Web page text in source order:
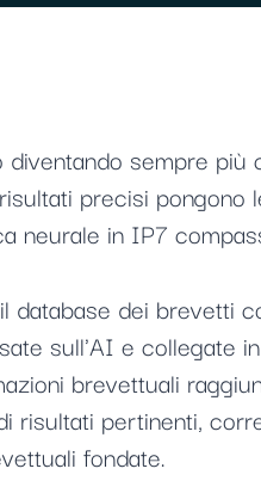
sempre
precisi
neurale in IP7
database dei brevetti
sull'AI e collegate
brevettuali
risultati pertinenti,
fondate.